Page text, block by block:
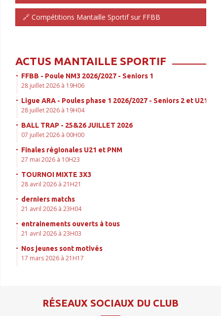
🔗 Compétitions Mantaille Sportif sur FFBB
ACTUS MANTAILLE SPORTIF
FFBB - Poule NM3 2026/2027 - Seniors 1
28 juillet 2026 à 19H06
Ligue ARA - Poules phase 1 2026/2027 - Seniors 2 et U21
28 juillet 2026 à 19H04
BALL TRAP - 25&26 JUILLET 2026
07 juillet 2026 à 00H00
Finales régionales U21 et PNM
27 mai 2026 à 10H23
TOURNOI MIXTE 3X3
28 avril 2026 à 21H21
derniers matchs
21 avril 2026 à 23H04
entrainements ouverts à tous
21 avril 2026 à 23H03
Nos jeunes sont motivés
17 mars 2026 à 21H17
RÉSEAUX SOCIAUX DU CLUB